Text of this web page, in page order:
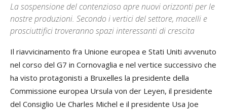
La sospensione del contenzioso apre nuovi orizzonti per le
nostre produzioni. Secondo i vertici del settore, macelli e
prosciuttifici troveranno spazi interessanti di crescita
Il riavvicinamento fra Unione europea e Stati Uniti avvenuto
nel corso del G7 in Cornovaglia e nel vertice successivo che
ha visto protagonisti a Bruxelles la presidente della
Commissione europea Ursula von der Leyen, il presidente
del Consiglio Ue Charles Michel e il presidente Usa Joe